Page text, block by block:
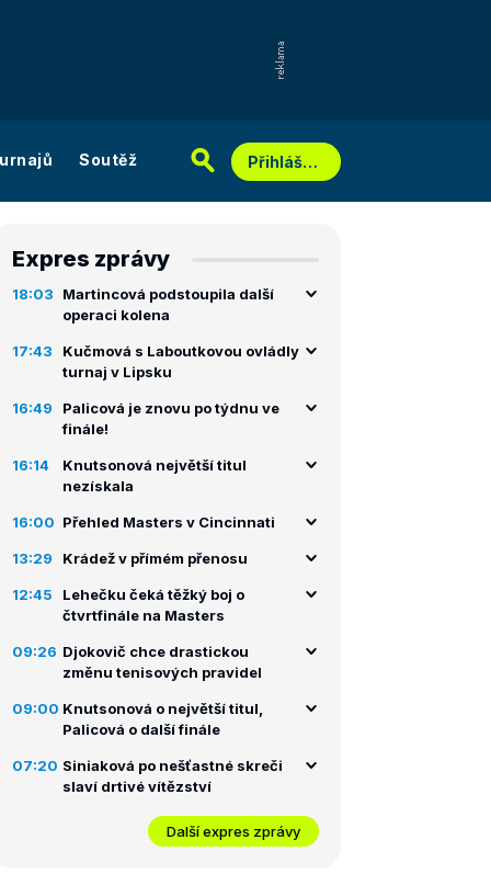
Soutěž Přihlášení
Expres zprávy
18:03
Martincová podstoupila další
operaci kolena
17:43
Kučmová s Laboutkovou ovládly
turnaj v Lipsku
16:49
Palicová je znovu po týdnu ve
finále!
16:14
Knutsonová největší titul
nezískala
16:00 Přehled Masters v Cincinnati
13:29 Krádež v přímém přenosu
12:45
Lehečku čeká těžký boj o
čtvrtfinále na Masters
09:26 Djokovič chce drastickou
změnu tenisových pravidel
09:00 Knutsonová o největší titul,
Palicová o další finále
07:20 Siniaková po nešťastné skreči
slaví drtivé vítězství
Další expres zprávy